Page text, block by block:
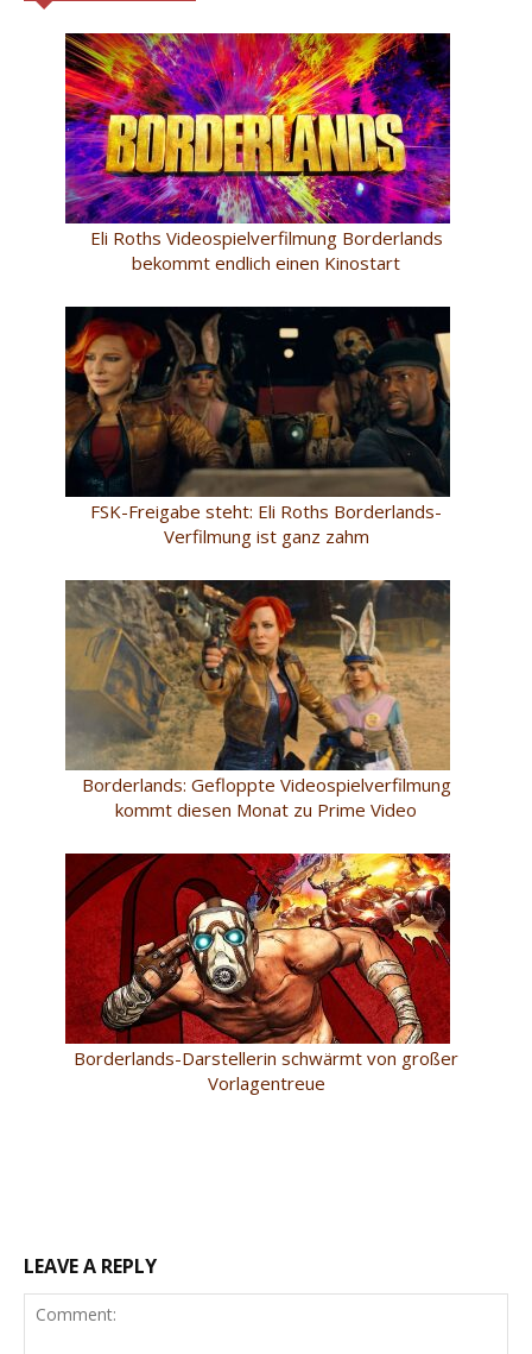
Eli Roths Videospielverfilmung Borderlands
bekommt endlich einen Kinostart
FSK-Freigabe steht: Eli Roths Borderlands-
Verfilmung ist ganz zahm
Borderlands: Gefloppte Videospielverfilmung
kommt diesen Monat zu Prime Video
Borderlands-Darstellerin schwärmt von großer
Vorlagentreue
LEAVE A REPLY